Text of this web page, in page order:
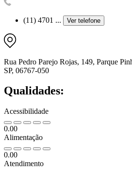
(11) 4701 ... Ver telefone
Rua Pedro Parejo Rojas, 149, Parque
SP, 06767-050
Qualidades:
Acessibilidade
0.00
Alimentação
0.00
Atendimento